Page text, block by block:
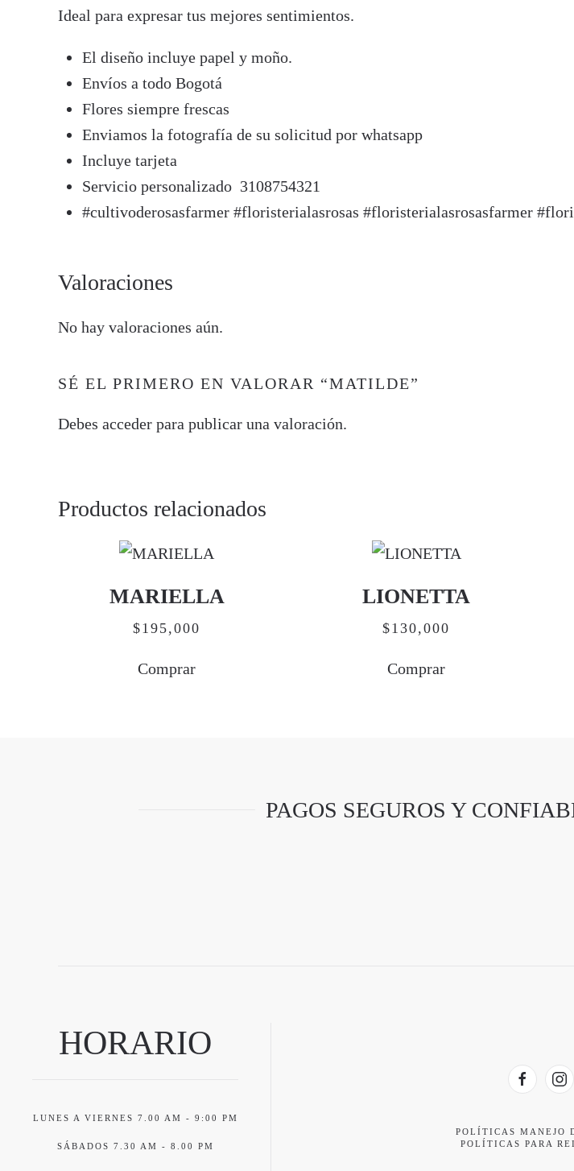
Ideal para expresar tus mejores sentimientos.
El diseño incluye papel y moño.
Envíos a todo Bogotá
Flores siempre frescas
Enviamos la fotografía de su solicitud por whatsapp
Incluye tarjeta
Servicio personalizado 3108754321
#cultivoderosasfarmer #floristerialasrosas #floristerialasrosasfarmer
Valoraciones
No hay valoraciones aún.
SÉ EL PRIMERO EN VALORAR “MATILDE”
Debes acceder para publicar una valoración.
Productos relacionados
MARIELLA
$195,000
Comprar
LIONETTA
$130,000
Comprar
PAGOS SEGUROS Y
HORARIO
LUNES A VIERNES 7.00 AM - 9:00 PM
SÁBADOS 7.30 AM - 8.00 PM
POLÍTICAS MANEJO
POLÍTICAS PARA